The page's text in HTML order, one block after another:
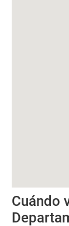
Cuándo